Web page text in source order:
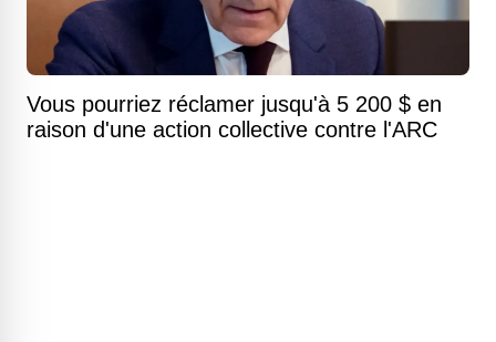
Vous pourriez réclamer jusqu'à 5 200 $ en
raison d'une action collective contre l'ARC